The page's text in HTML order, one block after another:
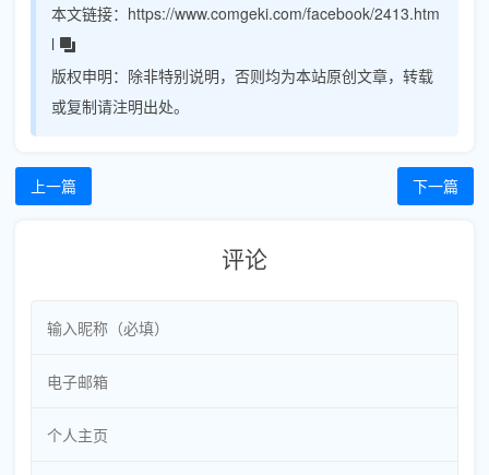
本文链接： https://www.comgeki.com/facebook/2413.htm
l
版权申明： 除非特别说明，否则均为本站原创文章，转载
或复制请注明出处。
上一篇 下一篇
评论